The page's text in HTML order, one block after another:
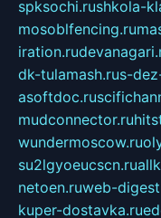
spksochi.rushkola-
mosoblfencing.ru
iration.ru
dk-tulamash.rus-
asoftdoc.ru
mudconnector.ru
wundermoscow.ru
su2lgyoeucscn.ru
netoen.ruweb-
kuper-dostavka.ru